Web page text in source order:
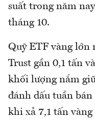
suất trong năm
tháng 10.
Quỹ ETF vàng lớn
Trust gần 0,1 tấn
khối lượng nắm
đánh dấu tuần
khi xả 7,1 tấn